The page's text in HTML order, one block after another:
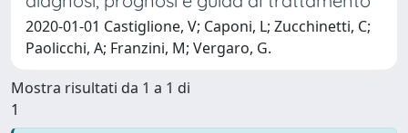
2020-01-01 Castiglione, V; Caponi, L; Zucchinetti, C;
Paolicchi, A; Franzini, M; Vergaro, G.
Mostra risultati da 1 a 1 di
1